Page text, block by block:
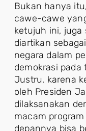
Bukan hanya
cawe-cawe
ketujuh ini, juga
diartikan
negara dalam
demokrasi
Justru, karena
oleh Presiden
dilaksanakan
macam
depannya bisa